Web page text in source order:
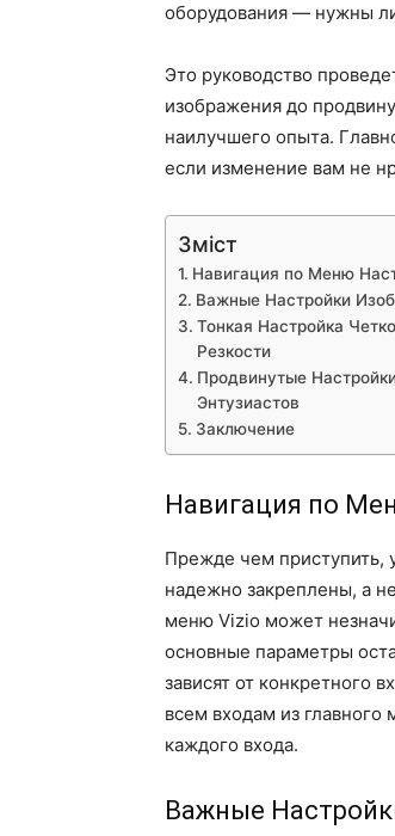
оборудования — нужны
Это руководство
изображения до
наилучшего опыта.
если изменение вам не
Зміст
Навигация по Меню
Важные Настройки
Тонкая Настройка
Резкости
Продвинутые
Энтузиастов
Заключение
Навигация по
Прежде чем приступить,
надежно закреплены, а
меню Vizio может
основные параметры
зависят от конкретного
всем входам из
каждого входа.
Важные